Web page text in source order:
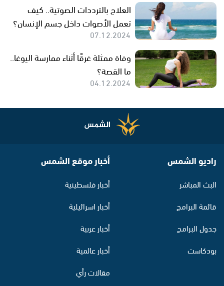
العلاج بالترددات الصوتية.. كيف
تعمل الأصوات داخل جسم الإنسان؟
07.12.2024
وفاة ممثلة غرقًا أثناء ممارسة اليوغا..
ما القصة؟
04.12.2024
راديو الشمس
البث المباشر
قائمة البرامج
جدول البرامج
بودكاست
أخبار موقع الشمس
أخبار فلسطينية
أخبار اسرائيلية
أخبار عربية
أخبار عالمية
مقالات رأي